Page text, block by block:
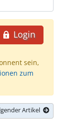
Login
sein,
zum
Artikel